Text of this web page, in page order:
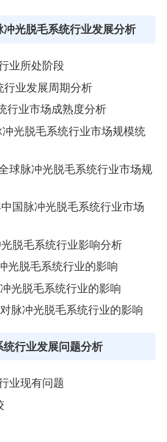
冲光脱毛系统行业发展分析
业所处阶段
行业发展周期分析
行业市场成熟度分析
光脱毛系统行业市场规模统
球脉冲光脱毛系统行业市场规
国脉冲光脱毛系统行业市场
脱毛系统行业影响分析
光脱毛系统行业的影响
光脱毛系统行业的影响
脉冲光脱毛系统行业的影响
统行业发展问题分析
业现有问题